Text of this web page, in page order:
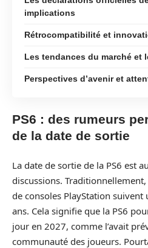
implications
Rétrocompatibilité et
Les tendances du marché et
Perspectives d’avenir et
PS6 : des rumeurs
de la date de sortie
La date de sortie de la PS6 est
discussions.
de consoles PlayStation suivent
ans. Cela signifie que la PS6
jour en 2027, comme l’avait
communauté des joueurs.